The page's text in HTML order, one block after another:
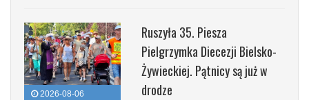
2026-08-06
Ruszyła 35. Piesza
Pielgrzymka Diecezji Bielsko-
Żywieckiej. Pątnicy są już w
drodze